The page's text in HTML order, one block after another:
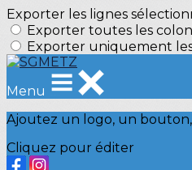
Exporter les lignes
Exporter toutes les
Exporter uniquement
Menu
Ajoutez un logo, un bouton,
Cliquez pour éditer